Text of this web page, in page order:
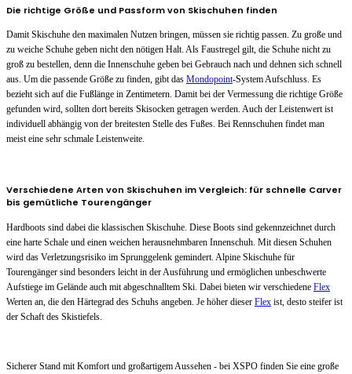
Die richtige Größe und Passform von Skischuhen finden
Damit Skischuhe den maximalen Nutzen bringen, müssen sie richtig passen. Zu große und
zu weiche Schuhe geben nicht den nötigen Halt. Als Faustregel gilt, die Schuhe nicht zu
groß zu bestellen, denn die Innenschuhe geben bei Gebrauch nach und dehnen sich schnell
aus. Um die passende Größe zu finden, gibt das Mondopoint-System Aufschluss. Es
bezieht sich auf die Fußlänge in Zentimetern. Damit bei der Vermessung die richtige Größe
gefunden wird, sollten dort bereits Skisocken getragen werden. Auch der Leistenwert ist
individuell abhängig von der breitesten Stelle des Fußes. Bei Rennschuhen findet man
meist eine sehr schmale Leistenweite.
Verschiedene Arten von Skischuhen im Vergleich: für schnelle Carver
bis gemütliche Tourengänger
Hardboots sind dabei die klassischen Skischuhe. Diese Boots sind gekennzeichnet durch
eine harte Schale und einen weichen herausnehmbaren Innenschuh. Mit diesen Schuhen
wird das Verletzungsrisiko im Sprunggelenk gemindert. Alpine Skischuhe für
Tourengänger sind besonders leicht in der Ausführung und ermöglichen unbeschwerte
Aufstiege im Gelände auch mit abgeschnalltem Ski. Dabei bieten wir verschiedene Flex
Werten an, die den Härtegrad des Schuhs angeben. Je höher dieser Flex ist, desto steifer ist
der Schaft des Skistiefels.
Sicherer Stand mit Komfort und großartigem Aussehen - bei XSPO finden Sie eine große